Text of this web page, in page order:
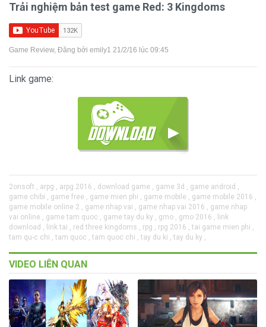
Trải nghiệm bản test game Red: 3 Kingdoms
Game Review, Đăng bởi emily1 21/2/16 lúc 09:45
Link game:
2onsoft , arpg , arpg 2016 , download game , game 3d , game android ,
game chibi , game free , game mien phi , game mobile , game mobile 2016 ,
game mobile online 2 , game nhap vai , game nhap vai 2016 , game nhap
vai online , game tam quoc , game tay du ky , gmo , gmo 2016 , link
download , link tai , red three kingdoms , rpg , rpg 2016 , tai game mien phi ,
tam qu-c chi , tam quoc , tam quoc chi , tay du ki , tay du ky ,
VIDEO LIÊN QUAN